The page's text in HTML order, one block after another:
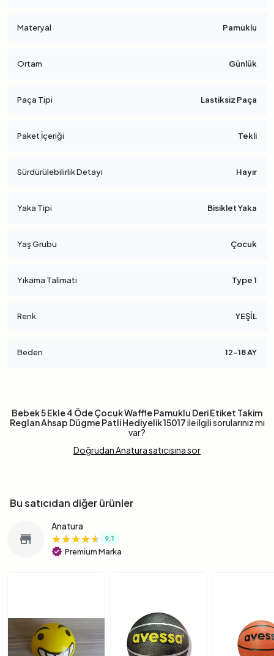
Materyal Pamuklu
Ortam Günlük
Paça Tipi Lastiksiz Paça
Paket İçeriği Tekli
Sürdürülebilirlik Detayı Hayır
Yaka Tipi Bisiklet Yaka
Yaş Grubu Çocuk
Yıkama Talimatı Type 1
Renk YEŞİL
Beden 12-18 AY
Bebek 5 Ekle 4 Öde Çocuk Waffle Pamuklu Deri Etiket Takim
Reglan Ahsap Dügme Patli Hediyelik 15017ile ilgili sorularınız mı
var?
Doğrudan Anatura satıcısına sor
Bu satıcıdan diğer ürünler
store
Anatura
★★★★★
★★★★★
★★★★★ 9.1
verified Premium Marka